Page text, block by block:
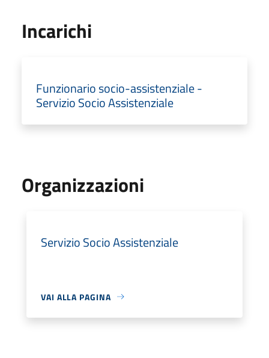
Incarichi
Funzionario socio-assistenziale -
Servizio Socio Assistenziale
Organizzazioni
Servizio Socio Assistenziale
VAI ALLA PAGINA